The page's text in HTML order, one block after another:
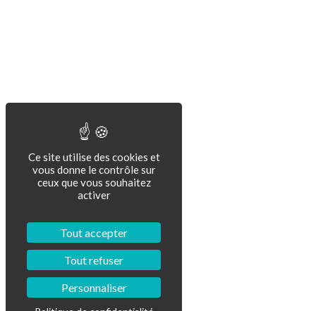
Ce site utilise des cookies et
vous donne le contrôle sur
ceux que vous souhaitez
activer
Tout accepter
Tout refuser
Personnaliser